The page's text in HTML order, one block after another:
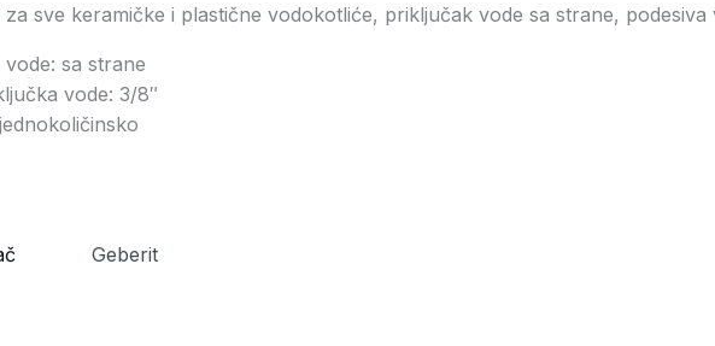
za sve keramičke i plastične vodokotliće, priključak vode sa strane, podesiva
sa strane
vode: 3/8″
Geberit